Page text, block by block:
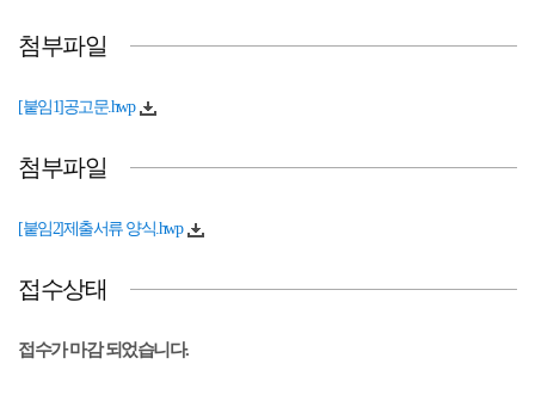
첨부파일
[붙임1]공고문.hwp
첨부파일
[붙임2]제출서류 양식.hwp
접수상태
접수가 마감 되었습니다.